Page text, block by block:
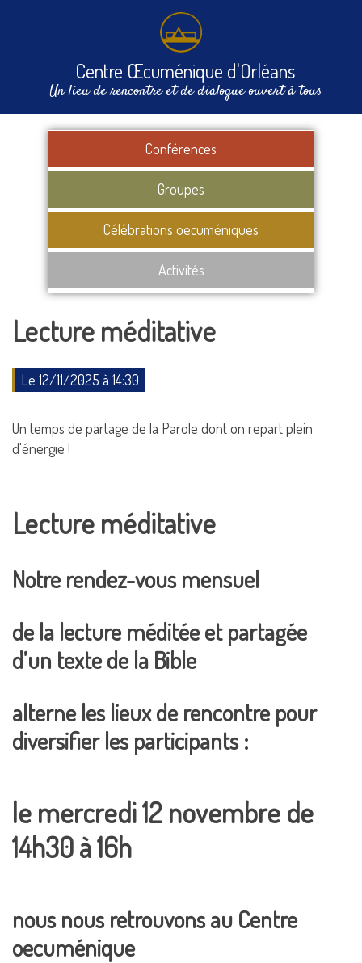
Centre Œcuménique d'Orléans
Un lieu de rencontre et de dialogue ouvert à tous
Conférences
Groupes
Célébrations oecuméniques
Activités
Lecture méditative
Le 12/11/2025 à 14:30
Un temps de partage de la Parole dont on repart plein
d'énergie !
Lecture méditative
Notre rendez-vous mensuel
de la lecture méditée et partagée
d’un texte de la Bible
alterne les lieux de rencontre pour
diversifier les participants :
le mercredi 12 novembre de
14h30 à 16h
nous nous retrouvonsau Centre
oecuménique